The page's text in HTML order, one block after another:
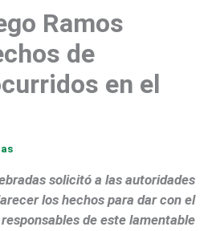
Ramos
de
en el
solicitó a las autoridades
los hechos para dar con el
de este lamentable